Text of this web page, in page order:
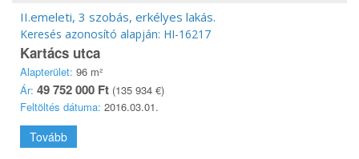
II.emeleti, 3 szobás, erkélyes lakás.
Keresés azonosító alapján: HI-16217
Kartács utca
Alapterület: 96 m²
Ár: 49 752 000 Ft (135 934 €)
Feltöltés dátuma: 2016.03.01.
Tovább